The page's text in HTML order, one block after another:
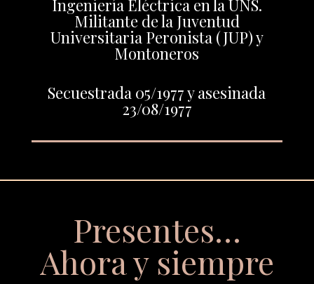
Ingeniería Eléctrica en la UNS.
Militante de la Juventud
Universitaria Peronista (JUP) y
Montoneros
Secuestrada 05/1977 y asesinada
23/08/1977
Presentes…
Ahora y siempre